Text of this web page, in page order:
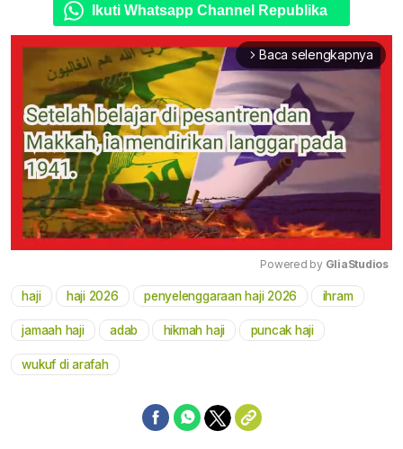
Ikuti Whatsapp Channel Republika
arrow_forward_ios Baca selengkapnya
Mute
Powered by GliaStudios
haji haji 2026 penyelenggaraan haji 2026 ihram
jamaah haji adab hikmah haji puncak haji
wukuf di arafah